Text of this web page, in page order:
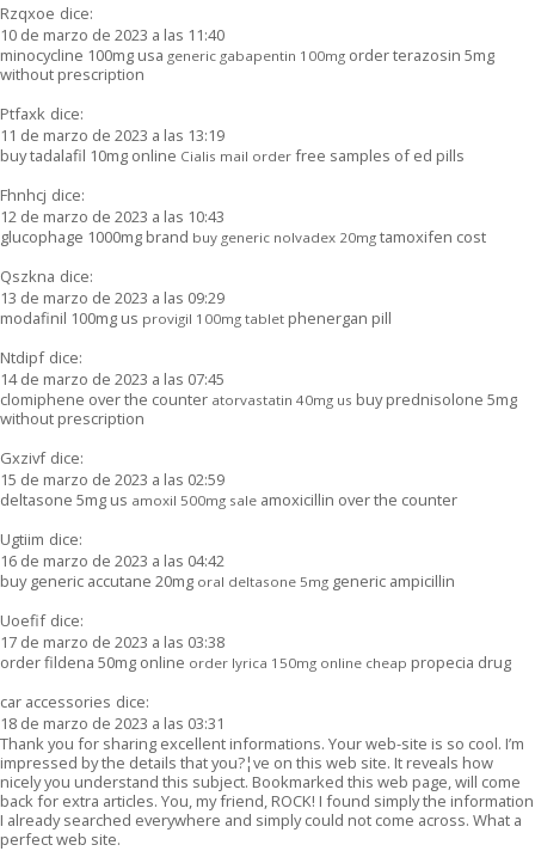
Rzqxoe dice:
10 de marzo de 2023 a las 11:40
minocycline 100mg usa generic gabapentin 100mg order terazosin 5mg
without prescription
Ptfaxk dice:
11 de marzo de 2023 a las 13:19
buy tadalafil 10mg online Cialis mail order free samples of ed pills
Fhnhcj dice:
12 de marzo de 2023 a las 10:43
glucophage 1000mg brand buy generic nolvadex 20mg tamoxifen cost
Qszkna dice:
13 de marzo de 2023 a las 09:29
modafinil 100mg us provigil 100mg tablet phenergan pill
Ntdipf dice:
14 de marzo de 2023 a las 07:45
clomiphene over the counter atorvastatin 40mg us buy prednisolone 5mg
without prescription
Gxzivf dice:
15 de marzo de 2023 a las 02:59
deltasone 5mg us amoxil 500mg sale amoxicillin over the counter
Ugtiim dice:
16 de marzo de 2023 a las 04:42
buy generic accutane 20mg oral deltasone 5mg generic ampicillin
Uoefif dice:
17 de marzo de 2023 a las 03:38
order fildena 50mg online order lyrica 150mg online cheap propecia drug
car accessories dice:
18 de marzo de 2023 a las 03:31
Thank you for sharing excellent informations. Your web-site is so cool. I’m
impressed by the details that you?¦ve on this web site. It reveals how
nicely you understand this subject. Bookmarked this web page, will come
back for extra articles. You, my friend, ROCK! I found simply the information
I already searched everywhere and simply could not come across. What a
perfect web site.